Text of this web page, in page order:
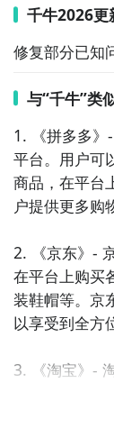
千牛2026更
修复部分已知
与“千牛”类
1. 《拼多多》
平台。用户可
商品，在平台
户提供更多购
2. 《京东》-
在平台上购买
装鞋帽等。京
以享受到全方
3. 《淘宝》-
了海量的商